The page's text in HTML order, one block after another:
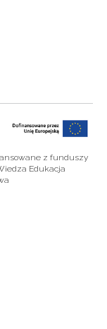
z funduszy
Edukacja